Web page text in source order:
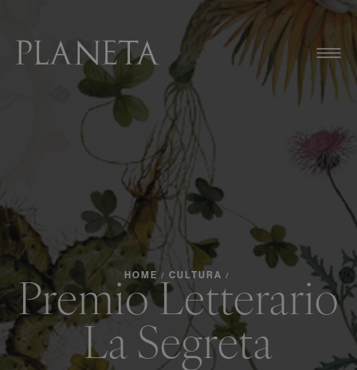
HOME / CULTURA /
Premio Letterario
La Segreta